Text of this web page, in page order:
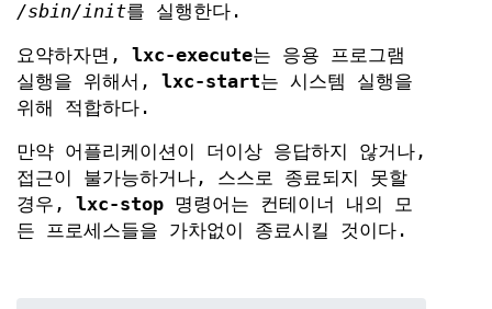
/sbin/init를 실행한다.
요약하자면, lxc-execute는 응용 프로그램
실행을 위해서, lxc-start는 시스템 실행을
위해 적합하다.
만약 어플리케이션이 더이상 응답하지 않거나,
접근이 불가능하거나, 스스로 종료되지 못할
경우, lxc-stop 명령어는 컨테이너 내의 모
든 프로세스들을 가차없이 종료시킬 것이다.